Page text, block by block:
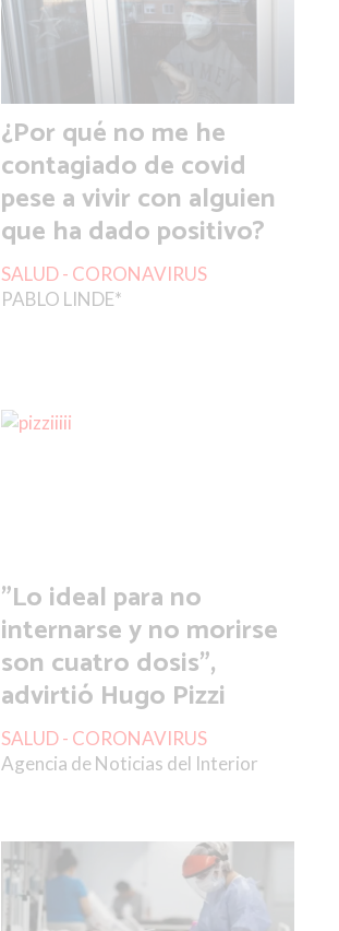
¿Por qué no me he
contagiado de covid
pese a vivir con alguien
que ha dado positivo?
PABLO LINDE*
SALUD - CORONAVIRUS
"Lo ideal para no
internarse y no morirse
son cuatro dosis",
advirtió Hugo Pizzi
Agencia de Noticias del Interior
SALUD - CORONAVIRUS